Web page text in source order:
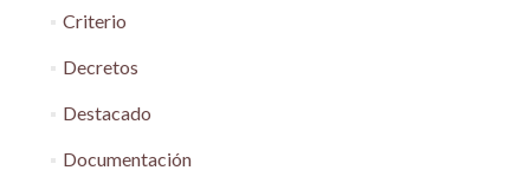
Criterio
Decretos
Destacado
Documentación